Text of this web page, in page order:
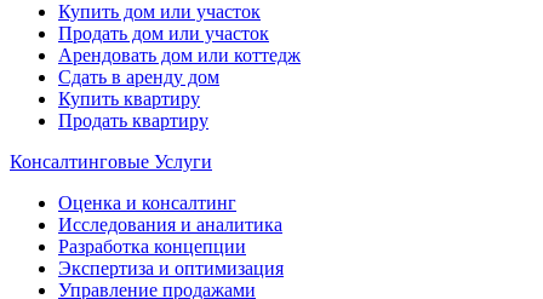
Купить дом или участок
Продать дом или участок
Арендовать дом или коттедж
Сдать в аренду дом
Купить квартиру
Продать квартиру
Консалтинговые Услуги
Оценка и консалтинг
Исследования и аналитика
Разработка концепции
Экспертиза и оптимизация
Управление продажами